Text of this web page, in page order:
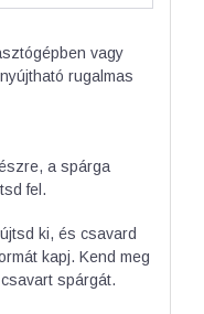
vagy
rugalmas
a spárga
fel.
ki, és csavard
kapj. Kend meg
spárgát.